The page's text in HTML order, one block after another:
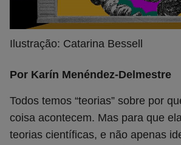
Ilustração: Catarina Bessell
Por Karín Menéndez-Delmestre
Todos temos “teorias” sobre por
coisa acontecem. Mas para que
teorias científicas, e não apenas